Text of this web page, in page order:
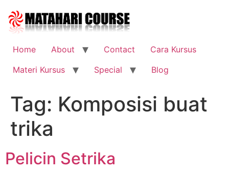
content
Home
About Contact
Cara Kursus
Materi Kursus
Special Blog
Tag: Komposisi buat
trika
Pelicin Setrika